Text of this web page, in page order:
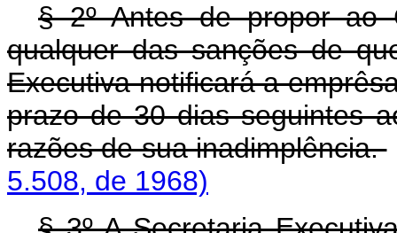
§ 2º Antes de propor ao
qualquer das sanções de
Executiva notificará a
prazo de 30 dias seguintes
razões de sua inadimplência.
5.508, de 1968)